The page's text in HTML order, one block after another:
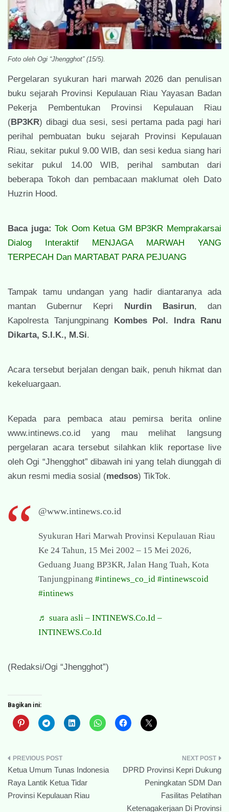
Foto oleh Ogi “Jhengghot” (15/5).
Pergelaran syukuran hari marwah 2026 dan penulisan
buku sejarah Provinsi Kepulauan Riau Yayasan Badan
Pekerja Pembentukan Provinsi Kepulauan Riau
(BP3KR) dibagi dua sesi, sesi pertama pada pagi hari
perihal pembuatan buku sejarah Provinsi Kepulauan
Riau, sekitar pukul 9.00 WIB, dan sesi kedua siang hari
sekitar pukul 14.00 WIB, perihal sambutan dari
beberapa Tokoh dan pembacaan maklumat oleh Dato
Huzrin Hood.
Baca juga: Tok Oom Ketua GM BP3KR Memprakarsai
Dialog Interaktif MENJAGA MARWAH YANG
TERPECAH Dan MARTABAT PARA PEJUANG
Tampak tamu undangan yang hadir diantaranya ada
mantan Gubernur Kepri
Nurdin Basirun, dan
Kapolresta Tanjungpinang
Kombes Pol. Indra Ranu
Dikarta, S.I.K., M.Si.
Acara tersebut berjalan dengan baik, penuh hikmat dan
kekeluargaan.
Kepada para pembaca atau pemirsa berita online
www.intinews.co.id yang mau melihat langsung
pergelaran acara tersebut silahkan klik reportase live
oleh Ogi “Jhengghot” dibawah ini yang telah diunggah di
akun resmi media sosial (medsos) TikTok.
@www.intinews.co.id
Syukuran Hari Marwah Provinsi Kepulauan Riau
Ke 24 Tahun, 15 Mei 2002 – 15 Mei 2026,
Geduang Juang BP3KR, Jalan Hang Tuah, Kota
Tanjungpinang #intinews_co_id #intinewscoid
#intinews
♬ suara asli – INTINEWS.Co.Id –
INTINEWS.Co.Id
(Redaksi/Ogi “Jhengghot”)
Bagikan ini:
Navigasi
pos
Ketua Umum Tunas Indonesia
Raya Lantik Ketua Tidar
Provinsi Kepulauan Riau
DPRD Provinsi Kepri Dukung
Peningkatan SDM Dan
Fasilitas Pelatihan
Ketenagakerjaan Di Provinsi